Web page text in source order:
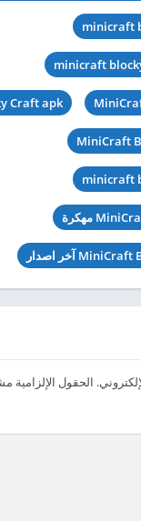
minicraft
minicraft
Craft apk
MiniCraft
minicraft
الحقول الإلزامية